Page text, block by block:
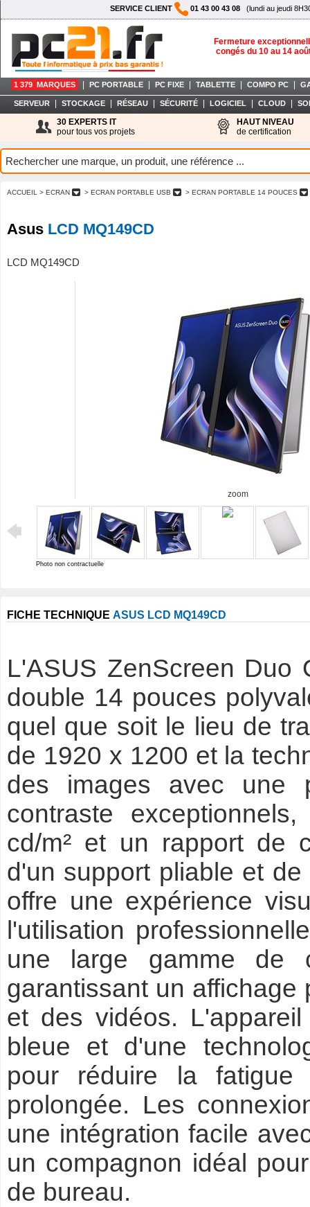
SERVICE CLIENT 01 43 00 43 08 (lundi au jeudi
Fermeture
congés du 10 au 14
1 379 MARQUES PC PORTABLE PC FIXE TABLETTE COMPO PC
SERVEUR STOCKAGE RÉSEAU SÉCURITÉ LOGICIEL CLOUD
30 EXPERTS IT
pour tous vos projets
HAUT NIVEAU
de certification
ACCUEIL > ECRAN > ECRAN PORTABLE USB > ECRAN PORTABLE 14 POUCES
Asus LCD MQ149CD
LCD MQ149CD
zoom
Photo non contractuelle
FICHE TECHNIQUE ASUS LCD MQ149CD
L'ASUS ZenScreen Duo
double 14 pouces
quel que soit le lieu de
de 1920 x 1200 et la
des images avec une
contraste
cd/m² et un rapport de
d'un support pliable et
offre une expérience
l'utilisation
une large gamme de
garantissant un
et des vidéos.
bleue et d'une
pour réduire la fatigue
prolongée. Les
une intégration facile
un compagnon idéal
de bureau.